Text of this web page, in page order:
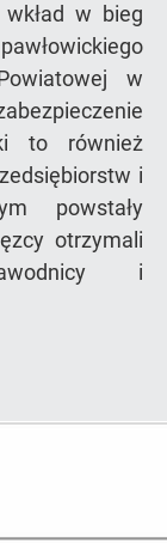
w bieg
w
to również
i
powstały
otrzymali
i